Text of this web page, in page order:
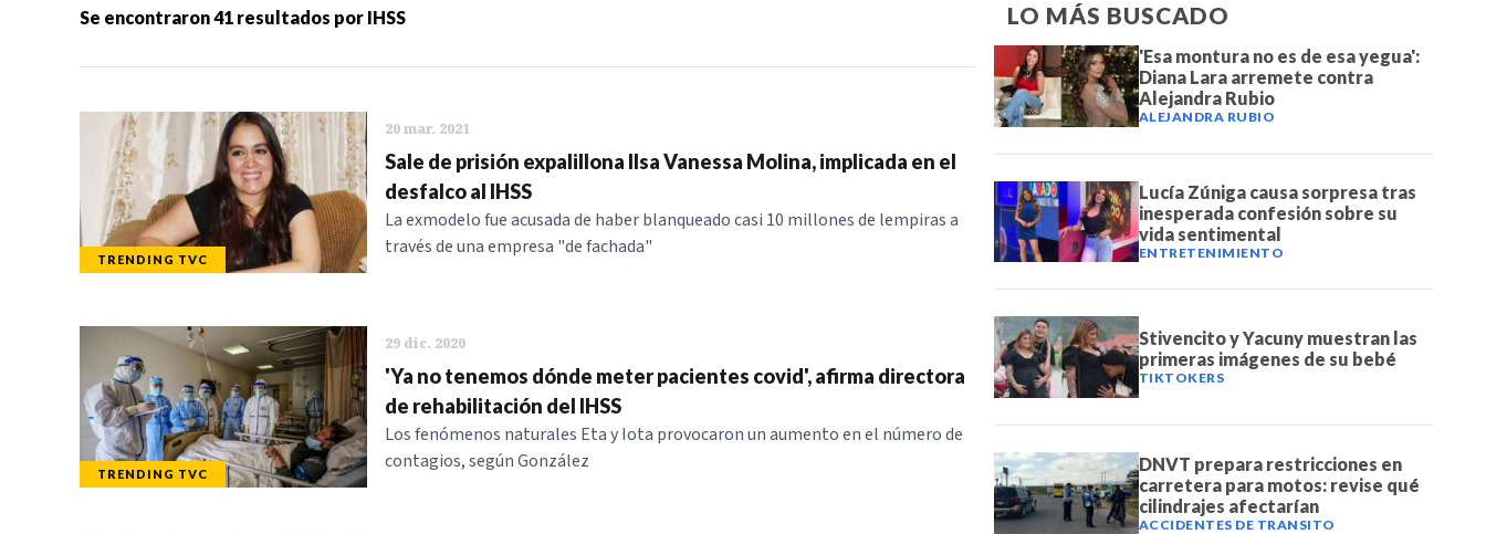
Categorias: NOTICIAS SERIES
Se encontraron41 resultados por IHSS
TRENDING TVC
20 mar. 2021
Sale de prisión expalillona Ilsa Vanessa Molina, implicada en el
desfalco al IHSS
La exmodelo fue acusada de haber blanqueado casi 10 millones de lempiras a
través de una empresa "de fachada"
TRENDING TVC
29 dic. 2020
'Ya no tenemos dónde meter pacientes covid', afirma directora
de rehabilitación del IHSS
Los fenómenos naturales Eta y Iota provocaron un aumento en el número de
contagios, según González
LO MÁS BUSCADO
'Esa montura no es de esa yegua':
Diana Lara arremete contra
Alejandra Rubio
ALEJANDRA RUBIO
Lucía Zúniga causa sorpresa tras
inesperada confesión sobre su
vida sentimental
ENTRETENIMIENTO
Stivencito y Yacuny muestran las
primeras imágenes de su bebé
TIKTOKERS
DNVT prepara restricciones en
carretera para motos: revise qué
cilindrajes afectarían
ACCIDENTES DE TRANSITO